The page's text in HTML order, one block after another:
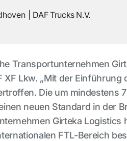
DAF Trucks N.V.
Transportunternehmen
Lkw. „Mit der Einführung
Die um mindestens
neuen Standard in der
Girteka Logistics
FTL-Bereich